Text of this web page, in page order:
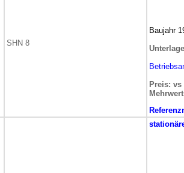
SHN 8
Baujahr
Preis: